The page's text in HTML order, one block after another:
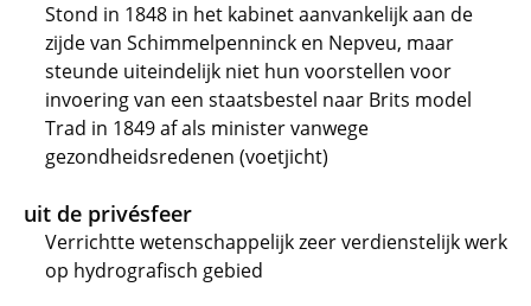
Stond in 1848 in het kabinet aanvankelijk aan de
zijde van Schimmelpenninck en Nepveu, maar
steunde uiteindelijk niet hun voorstellen voor
invoering van een staatsbestel naar Brits model
Trad in 1849 af als minister vanwege
gezondheidsredenen (voetjicht)
uit de privésfeer
Verrichtte wetenschappelijk zeer verdienstelijk werk
op hydrografisch gebied